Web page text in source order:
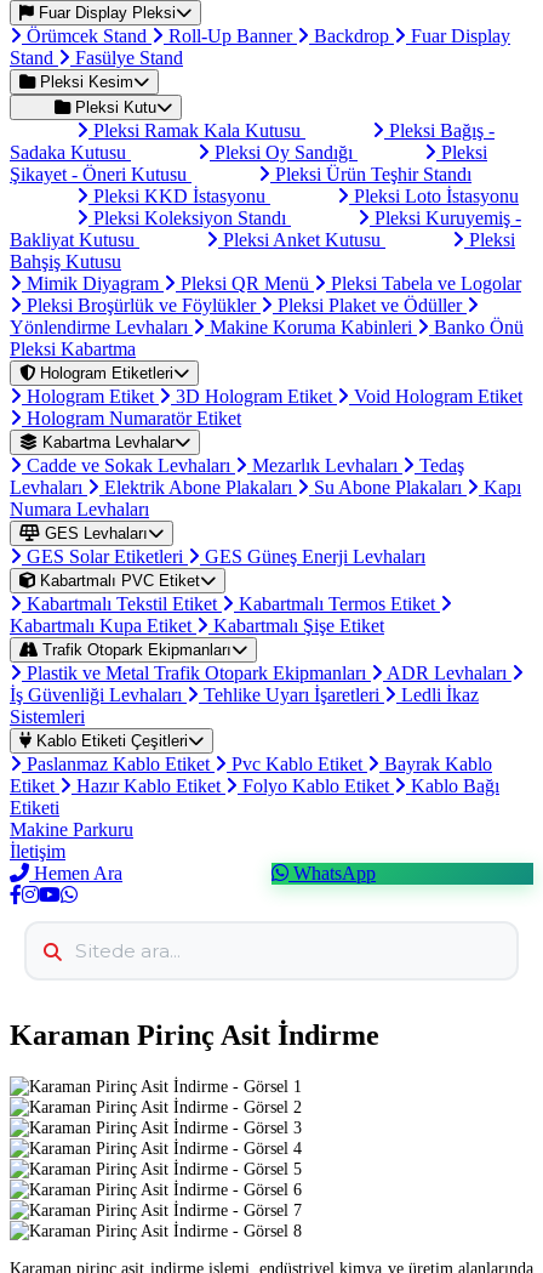
Fuar Display Pleksi
Örümcek Stand Roll-Up Banner Backdrop
Fuar Display
Stand
Fasülye Stand
Pleksi Kesim
Pleksi Kutu
Pleksi Ramak Kala Kutusu
Pleksi Bağış -
Sadaka Kutusu
Pleksi Oy Sandığı
Pleksi
Şikayet - Öneri Kutusu
Pleksi Ürün Teşhir Standı
Pleksi KKD İstasyonu
Pleksi Loto İstasyonu
Pleksi Koleksiyon Standı
Pleksi Kuruyemiş -
Bakliyat Kutusu
Pleksi Anket Kutusu
Pleksi
Bahşiş Kutusu
Mimik Diyagram
Pleksi QR Menü
Pleksi Tabela ve Logolar
Pleksi Broşürlük ve Föylükler
Pleksi Plaket ve Ödüller
Yönlendirme Levhaları
Makine Koruma Kabinleri
Banko Önü
Pleksi Kabartma
Hologram Etiketleri
Hologram Etiket 3D Hologram Etiket
Void Hologram Etiket
Hologram Numaratör Etiket
Kabartma Levhalar
Cadde ve Sokak Levhaları Mezarlık Levhaları
Tedaş
Levhaları
Elektrik Abone Plakaları Su Abone Plakaları
Kapı
Numara Levhaları
GES Levhaları
GES Solar Etiketleri GES Güneş Enerji Levhaları
Kabartmalı PVC Etiket
Kabartmalı Tekstil Etiket
Kabartmalı Termos Etiket
Kabartmalı Kupa Etiket
Kabartmalı Şişe Etiket
Trafik Otopark Ekipmanları
Plastik ve Metal Trafik Otopark Ekipmanları
ADR Levhaları
İş Güvenliği Levhaları
Tehlike Uyarı İşaretleri
Ledli İkaz
Sistemleri
Kablo Etiketi Çeşitleri
Paslanmaz Kablo Etiket Pvc Kablo Etiket
Bayrak Kablo
Etiket
Hazır Kablo Etiket Folyo Kablo Etiket
Kablo Bağı
Etiketi
Makine Parkuru
İletişim
Hemen Ara
WhatsApp
Karaman Pirinç Asit İndirme
Karaman pirinç asit indirme işlemi, endüstriyel kimya ve üretim alanlarında